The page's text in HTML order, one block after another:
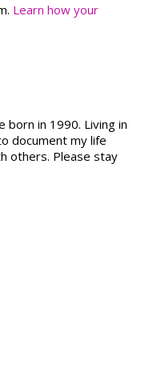
Learn how your
born in 1990. Living in
document my life
others. Please stay